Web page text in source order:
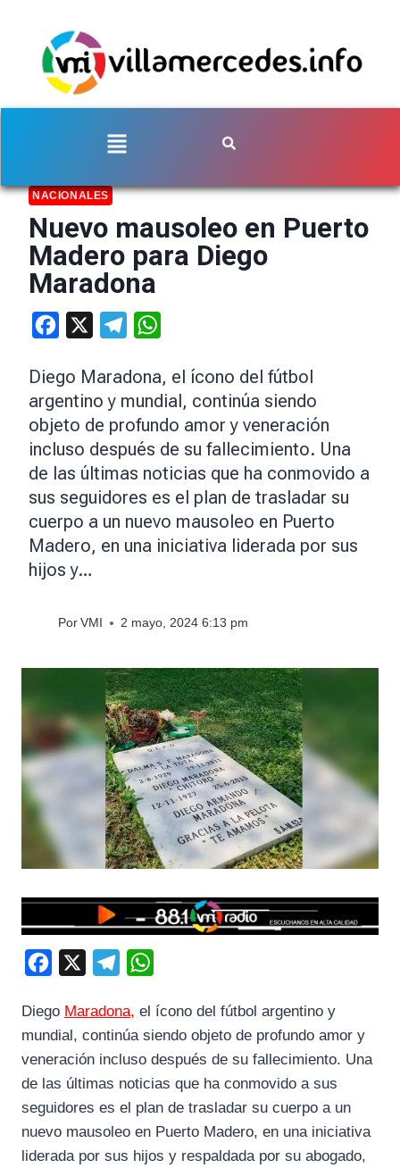
NACIONALES
Nuevo mausoleo en Puerto
Madero para Diego
Maradona
Facebook Telegram
Diego Maradona, el ícono del fútbol
argentino y mundial, continúa siendo
objeto de profundo amor y veneración
incluso después de su fallecimiento. Una
de las últimas noticias que ha conmovido a
sus seguidores es el plan de trasladar su
cuerpo a un nuevo mausoleo en Puerto
Madero, en una iniciativa liderada por sus
hijos y…
Por VMI 2 mayo, 2024 6:13 pm
c
e
b
k
l
e
g
m
a
t
s
p
p
Diego Maradona, el ícono del fútbol argentino y
mundial, continúa siendo objeto de profundo amor y
veneración incluso después de su fallecimiento. Una
de las últimas noticias que ha conmovido a sus
seguidores es el plan de trasladar su cuerpo a un
nuevo mausoleo en Puerto Madero, en una iniciativa
liderada por sus hijos y respaldada por su abogado,